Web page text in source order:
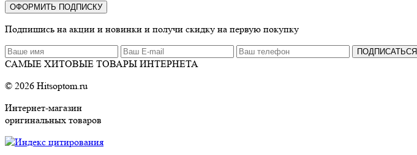
ОФОРМИТЬ ПОДПИСКУ
Подпишись на акции и новинки и получи скидку на первую покупку
ПОДПИСАТЬСЯ
САМЫЕ ХИТОВЫЕ ТОВАРЫ ИНТЕРНЕТА
© 2026 Hitsoptom.ru
Интернет-магазин
оригинальных товаров